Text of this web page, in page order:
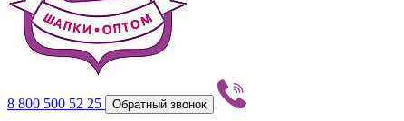
8 800 500 52 25 Обратный звонок